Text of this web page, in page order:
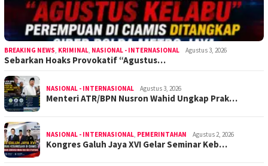
BREAKING NEWS KRIMINAL NASIONAL - INTERNASIONAL Agustus 3, 2026
Sebarkan Hoaks Provokatif “Agustus…
NASIONAL - INTERNASIONAL Agustus 3, 2026
Menteri ATR/BPN Nusron Wahid Ungkap Prak…
NASIONAL - INTERNASIONAL PEMERINTAHAN Agustus 2, 2026
Kongres Galuh Jaya XVI Gelar Seminar Keb…